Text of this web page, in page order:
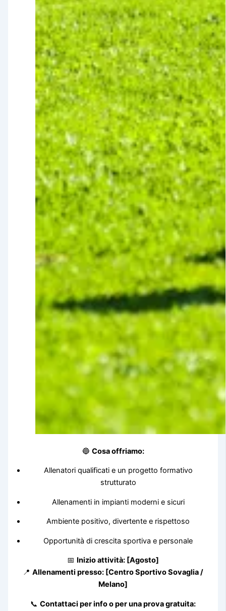
🔵 Cosa offriamo:
Allenatori qualificati e un progetto formativo
strutturato
Allenamenti in impianti moderni e sicuri
Ambiente positivo, divertente e rispettoso
Opportunità di crescita sportiva e personale
📅 Inizio attività: [Agosto]
📍 Allenamenti presso: [Centro Sportivo Sovaglia /
Melano]
📞 Contattaci per info o per una prova gratuita: